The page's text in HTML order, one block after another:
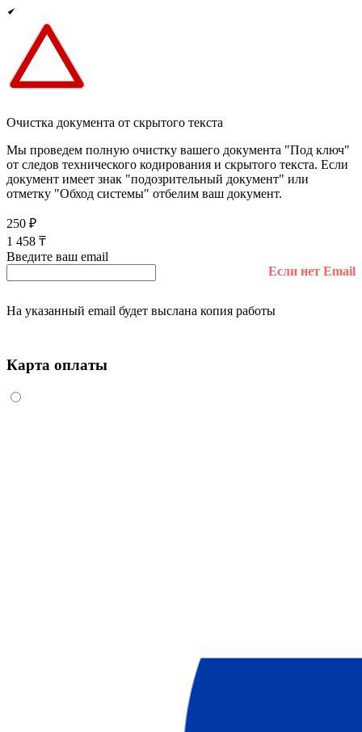
Очистка документа от скрытого текста
Мы проведем полную очистку вашего документа "Под ключ"
от следов технического кодирования и скрытого текста. Если
документ имеет знак "подозрительный документ" или
отметку "Обход системы" отбелим ваш документ.
250 ₽
1 458 ₸
Введите ваш email
Если нет Email
На указанный email будет выслана копия работы
Карта оплаты